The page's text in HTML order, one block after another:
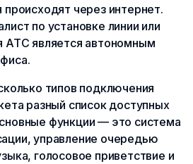
происходят через интернет.
по установке линии или
АТС является автономным
типов подключения
разный список доступных
функции — это система
управление очередью
голосовое приветствие и